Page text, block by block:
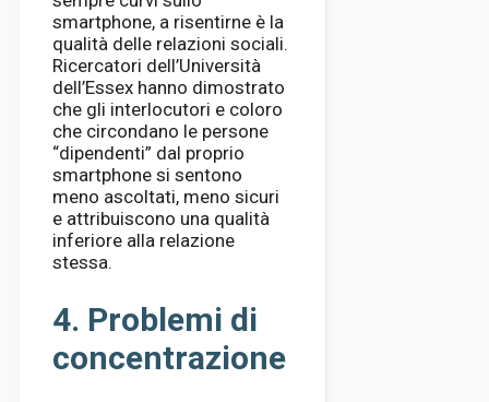
smartphone, a risentirne è la
qualità delle relazioni sociali.
Ricercatori dell’Università
dell’Essex hanno dimostrato
che gli interlocutori e coloro
che circondano le persone
“dipendenti” dal proprio
smartphone si sentono
meno ascoltati, meno sicuri
e attribuiscono una qualità
inferiore alla relazione
stessa.
4. Problemi di
concentrazione